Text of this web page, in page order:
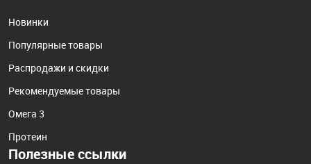
Новинки
Популярные товары
Распродажи и скидки
Рекомендуемые товары
Омега 3
Протеин
Полезные ссылки